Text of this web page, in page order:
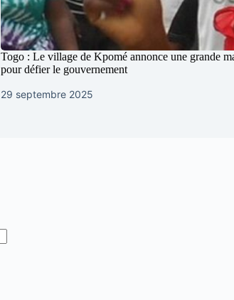
Togo : Le village de Kpomé annonce une grande
pour défier le gouvernement
29 septembre 2025